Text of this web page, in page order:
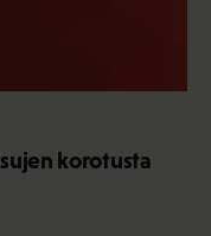
korotusta